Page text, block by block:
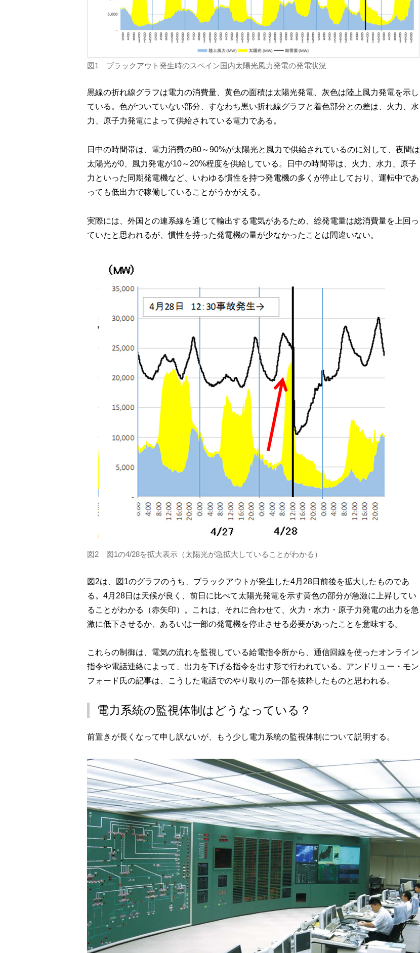
図1 ブラックアウト発生時のスペイン国内太陽光風力発電の発電状況
黒線の折れ線グラフは電力の消費量、黄色の面積は太陽光発電、灰色は陸上風力発電を示し
ている。色がついていない部分、すなわち黒い折れ線グラフと着色部分との差は、火力、水
力、原子力発電によって供給されている電力である。
日中の時間帯は、電力消費の80～90%が太陽光と風力で供給されているのに対して、夜間は
太陽光が0、風力発電が10～20%程度を供給している。日中の時間帯は、火力、水力、原子
力といった同期発電機など、いわゆる慣性を持つ発電機の多くが停止しており、運転中であ
っても低出力で稼働していることがうかがえる。
実際には、外国との連系線を通じて輸出する電気があるため、総発電量は総消費量を上回っ
ていたと思われるが、慣性を持った発電機の量が少なかったことは間違いない。
図2 図1の4/28を拡大表示（太陽光が急拡大していることがわかる）
図2は、図1のグラフのうち、ブラックアウトが発生した4月28日前後を拡大したものであ
る。4月28日は天候が良く、前日に比べて太陽光発電を示す黄色の部分が急激に上昇してい
ることがわかる（赤矢印）。これは、それに合わせて、火力・水力・原子力発電の出力を急
激に低下させるか、あるいは一部の発電機を停止させる必要があったことを意味する。
これらの制御は、電気の流れを監視している給電指令所から、通信回線を使ったオンライン
指令や電話連絡によって、出力を下げる指令を出す形で行われている。アンドリュー・モン
フォード氏の記事は、こうした電話でのやり取りの一部を抜粋したものと思われる。
電力系統の監視体制はどうなっている？
前置きが長くなって申し訳ないが、もう少し電力系統の監視体制について説明する。